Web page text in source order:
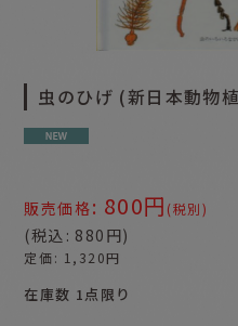
虫のひげ (新日本動物
販売価格: 800円 (税別)
(税込 : 880 円)
定価: 1,320円
在庫数 1点限り